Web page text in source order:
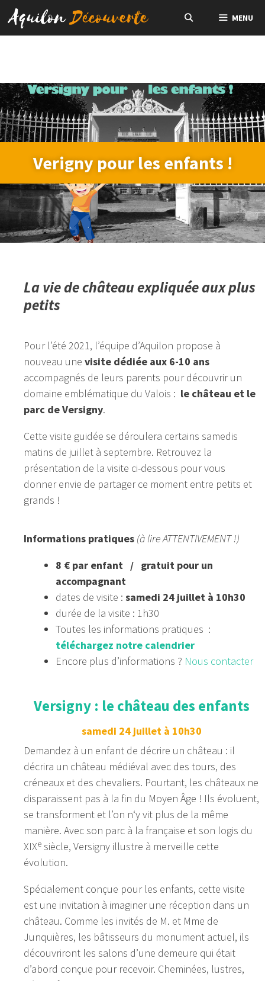
MENU
Verigny pour les enfants !
La vie de château expliquée aux plus
petits
Pour l’été 2021, l’équipe d’Aquilon propose à
nouveau une visite dédiée aux 6-10 ans
accompagnés de leurs parents pour découvrir un
domaine emblématique du Valois : le château et le
parc de Versigny.
Cette visite guidée se déroulera certains samedis
matins de juillet à septembre. Retrouvez la
présentation de la visite ci-dessous pour vous
donner envie de partager ce moment entre petits et
grands !
Informations pratiques (à lire ATTENTIVEMENT !)
8 € par enfant / gratuit pour un
accompagnant
dates de visite : samedi 24 juillet à 10h30
durée de la visite : 1h30
Toutes les informations pratiques :
téléchargez notre calendrier
Encore plus d’informations ? Nous contacter
Versigny : le château des enfants
samedi 24 juillet à 10h30
Demandez à un enfant de décrire un château : il
décrira un château médiéval avec des tours, des
créneaux et des chevaliers. Pourtant, les châteaux ne
disparaissent pas à la fin du Moyen Âge ! Ils évoluent,
se transforment et l’on n‘y vit plus de la même
manière. Avec son parc à la française et son logis du
XIXe siècle, Versigny illustre à merveille cette
évolution.
Spécialement conçue pour les enfants, cette visite
est une invitation à imaginer une réception dans un
château. Comme les invités de M. et Mme de
Junquières, les bâtisseurs du monument actuel, ils
découvriront les salons d’une demeure qui était
d’abord conçue pour recevoir. Cheminées, lustres,